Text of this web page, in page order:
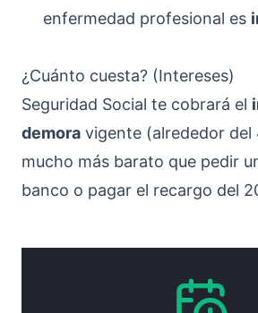
enfermedad profesional es
¿Cuánto cuesta? (Intereses)
Seguridad Social te cobrará el
demora vigente (alrededor del
mucho más barato que pedir
banco o pagar el recargo del